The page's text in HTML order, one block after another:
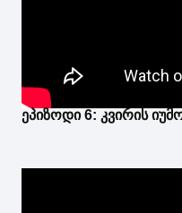
ეპიზოდი 6: კვირის